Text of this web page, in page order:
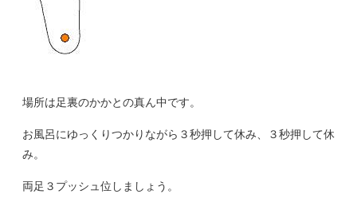
場所は足裏のかかとの真ん中です。
お風呂にゆっくりつかりながら３秒押して休み、３秒押して休
み。
両足３プッシュ位しましょう。